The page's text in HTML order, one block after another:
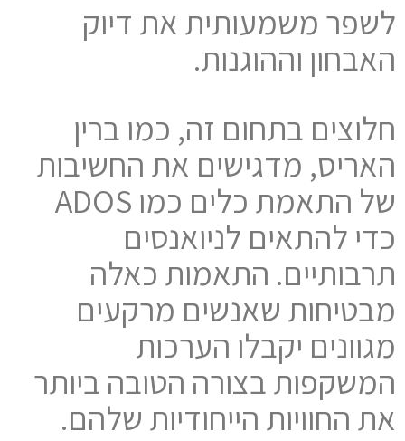
לשפר משמעותית את דיוק
האבחון וההוגנות.
חלוצים בתחום זה, כמו ברין
האריס, מדגישים את החשיבות
של התאמת כלים כמו ADOS
כדי להתאים לניואנסים
תרבותיים. התאמות כאלה
מבטיחות שאנשים מרקעים
מגוונים יקבלו הערכות
המשקפות בצורה הטובה ביותר
את החוויות הייחודיות שלהם.